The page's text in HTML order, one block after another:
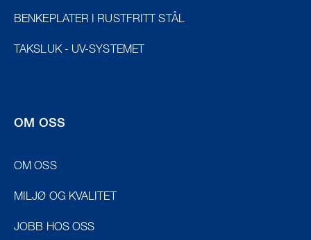
BENKEPLATER I RUSTFRITT STÅL
TAKSLUK - UV-SYSTEMET
OM OSS
OM OSS
MILJØ OG KVALITET
JOBB HOS OSS